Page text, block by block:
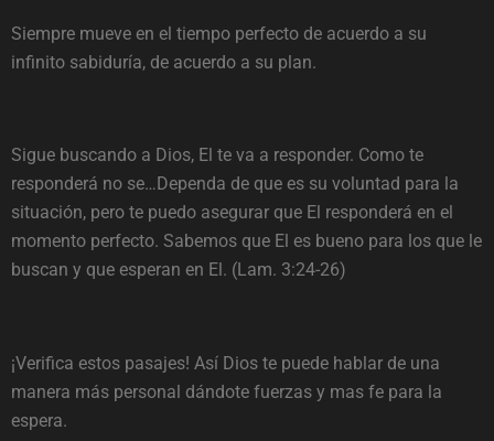
Siempre mueve en el tiempo perfecto de acuerdo a su
infinito sabiduría, de acuerdo a su plan.
Sigue buscando a Dios, El te va a responder. Como te
responderá no se…Dependa de que es su voluntad para la
situación, pero te puedo asegurar que El responderá en el
momento perfecto. Sabemos que El es bueno para los que le
buscan y que esperan en El. (Lam. 3:24-26)
¡Verifica estos pasajes! Así Dios te puede hablar de una
manera más personal dándote fuerzas y mas fe para la
espera.